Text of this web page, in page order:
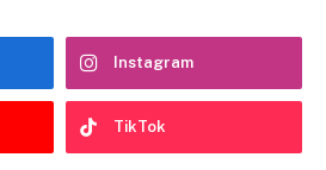
Instagram
TikTok